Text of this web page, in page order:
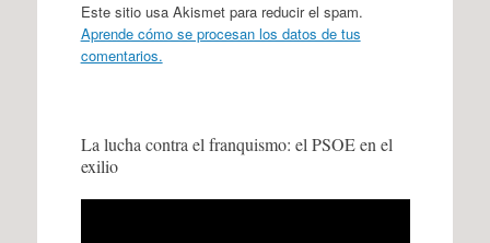
Este sitio usa Akismet para reducir el spam.
Aprende cómo se procesan los datos de tus
comentarios.
La lucha contra el franquismo: el PSOE en el
exilio